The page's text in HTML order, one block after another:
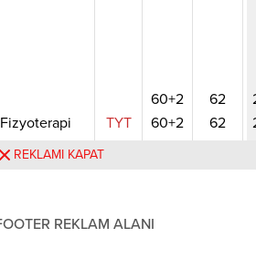
Fizyoterapi TYT
60+2
60+2
62
62
REKLAMI KAPAT
REKLAM ALANI